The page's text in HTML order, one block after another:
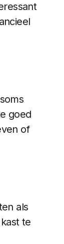
goed
of
als
te